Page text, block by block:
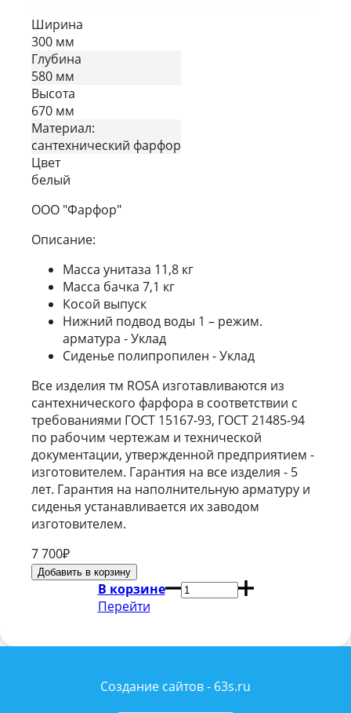
Ширина
300 мм
Глубина
580 мм
Высота
670 мм
Материал:
сантехнический фарфор
Цвет
белый
ООО "Фарфор"
Описание:
Масса унитаза 11,8 кг
Масса бачка 7,1 кг
Косой выпуск
Нижний подвод воды 1 – режим.
арматура - Уклад
Сиденье полипропилен - Уклад
Все изделия тм ROSA изготавливаются из
сантехнического фарфора в соответствии с
требованиями ГОСТ 15167-93, ГОСТ 21485-94
по рабочим чертежам и технической
документации, утвержденной предприятием -
изготовителем. Гарантия на все изделия - 5
лет. Гарантия на наполнительную арматуру и
сиденья устанавливается их заводом
изготовителем.
7 700₽
В корзине
Перейти
Создание сайтов - 63s.ru